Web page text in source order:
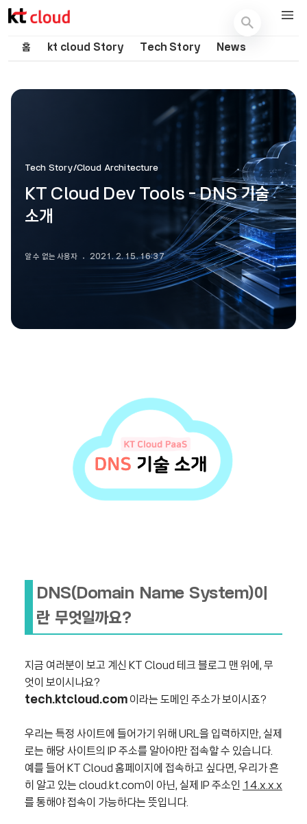
기술 블로그 (Tech) | kt cloud
홈 kt cloud Story Tech Story News
Tech Story/Cloud Architecture
KT Cloud Dev Tools - DNS 기술
소개
알 수 없는 사용자 2021. 2. 15. 16:37
DNS(Domain Name System)이
란 무엇일까요?
지금 여러분이 보고 계신 KT Cloud 테크 블로그 맨 위에, 무
엇이 보이시나요?
tech.ktcloud.com 이라는 도메인 주소가 보이시죠?
우리는 특정 사이트에 들어가기 위해 URL을 입력하지만, 실제
로는 해당 사이트의 IP 주소를 알아야만 접속할 수 있습니다.
예를 들어 KT Cloud 홈페이지에 접속하고 싶다면, 우리가 흔
히 알고 있는 cloud.kt.com이 아닌, 실제 IP 주소인 14.x.x.x
를 통해야 접속이 가능하다는 뜻입니다.